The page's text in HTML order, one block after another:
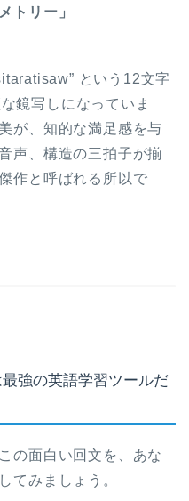
トリー」
という12文字
鏡写しになっていま
が、知的な満足感を与
声、構造の三拍子が揃
作と呼ばれる所以で
最強の英語学習ツールだ
の面白い回文を、あな
てみましょう。